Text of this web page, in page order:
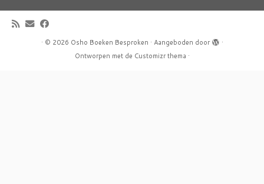
· © 2026 Osho Boeken Besproken · Aangeboden door
·
Ontworpen met de Customizr thema ·